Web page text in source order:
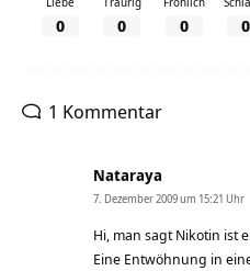
0 0 0 0
1 Kommentar
Nataraya
7. Dezember 2009 um 15:21 Uhr
Hi, man sagt Nikotin ist
Eine Entwöhnung in